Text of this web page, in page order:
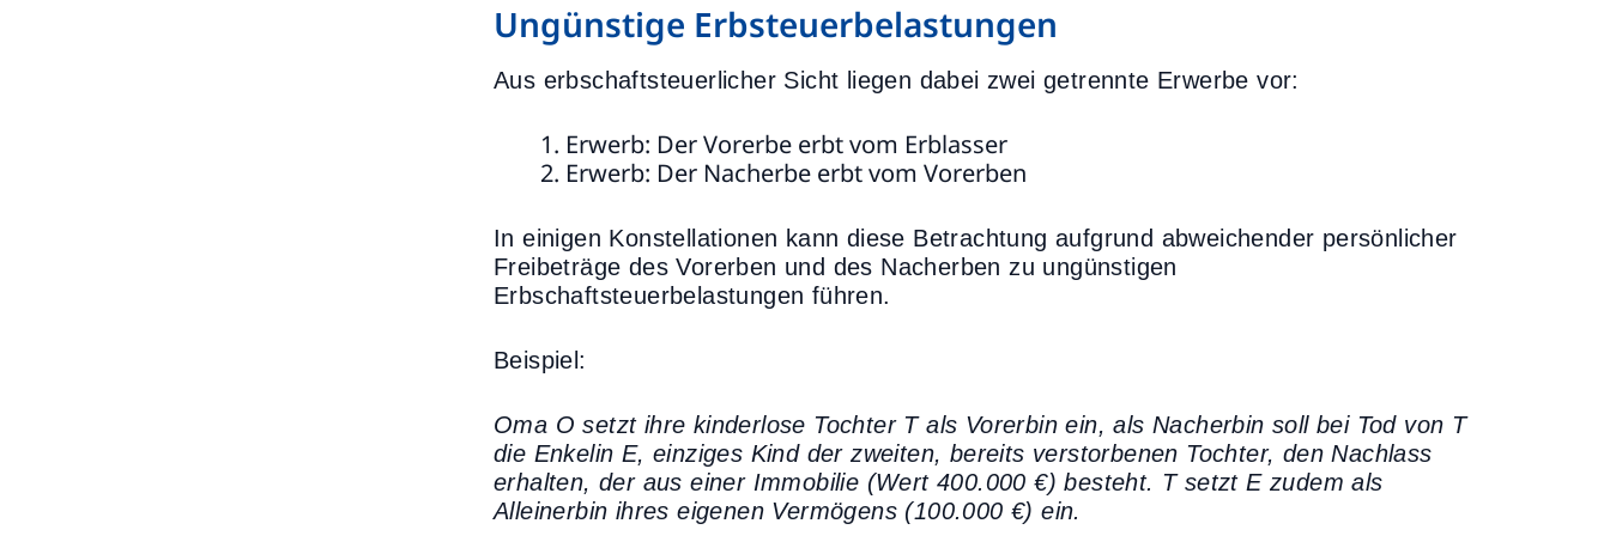
Ungünstige Erbsteuerbelastungen
Aus erbschaftsteuerlicher Sicht liegen dabei zwei getrennte Erwerbe vor:
Erwerb: Der Vorerbe erbt vom Erblasser
Erwerb: Der Nacherbe erbt vom Vorerben
In einigen Konstellationen kann diese Betrachtung aufgrund abweichender persönlicher
Freibeträge des Vorerben und des Nacherben zu ungünstigen
Erbschaftsteuerbelastungen führen.
Beispiel:
Oma O setzt ihre kinderlose Tochter T als Vorerbin ein, als Nacherbin soll bei Tod von T
die Enkelin E, einziges Kind der zweiten, bereits verstorbenen Tochter, den Nachlass
erhalten, der aus einer Immobilie (Wert 400.000 €) besteht. T setzt E zudem als
Alleinerbin ihres eigenen Vermögens (100.000 €) ein.